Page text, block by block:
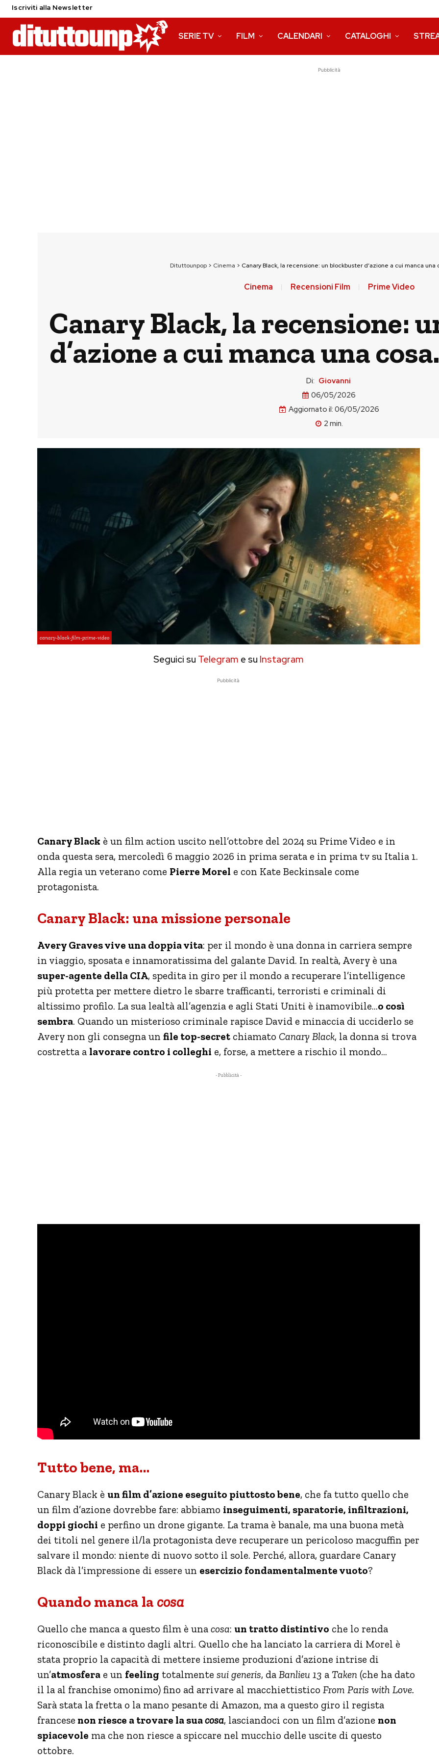
Iscriviti alla Newsletter
SERIE TV FILM CALENDARI CATALOGHI
Pubblicità
Dituttounpop > Cinema > Canary Black, la recensione: un blockbuster d’azione a cui manca una
Cinema Recensioni Film Prime Video
Canary Black, la recensione:
d’azione a cui manca una
Di: Giovanni
06/05/2026
Aggiornato il: 06/05/2026
2 min.
canary-black-film-prime-video
Seguici su Telegram e su Instagram
Pubblicità
Canary Black è un film action uscito nell’ottobre del 2024 su Prime Video e in
onda questa sera, mercoledì 6 maggio 2026 in prima serata e in prima tv su Italia 1.
Alla regia un veterano come Pierre Morel e con Kate Beckinsale come
protagonista.
Canary Black: una missione personale
Avery Graves vive una doppia vita: per il mondo è una donna in carriera sempre
in viaggio, sposata e innamoratissima del galante David. In realtà, Avery è una
super-agente della CIA, spedita in giro per il mondo a recuperare l’intelligence
più protetta per mettere dietro le sbarre trafficanti, terroristi e criminali di
altissimo profilo. La sua lealtà all’agenzia e agli Stati Uniti è inamovibile…o così
sembra. Quando un misterioso criminale rapisce David e minaccia di ucciderlo se
Avery non gli consegna un file top-secret chiamato Canary Black, la donna si trova
costretta a lavorare contro i colleghi e, forse, a mettere a rischio il mondo…
- Pubblicità -
Tutto bene, ma…
Canary Black è un film d’azione eseguito piuttosto bene, che fa tutto quello che
un film d’azione dovrebbe fare: abbiamo inseguimenti, sparatorie, infiltrazioni,
doppi giochi e perfino un drone gigante. La trama è banale, ma una buona metà
dei titoli nel genere il/la protagonista deve recuperare un pericoloso macguffin per
salvare il mondo: niente di nuovo sotto il sole. Perché, allora, guardare Canary
Black dà l’impressione di essere un esercizio fondamentalmente vuoto?
Quando manca la cosa
Quello che manca a questo film è una cosa: un tratto distintivo che lo renda
riconoscibile e distinto dagli altri. Quello che ha lanciato la carriera di Morel è
stata proprio la capacità di mettere insieme produzioni d’azione intrise di
un’atmosfera e un feeling totalmente sui generis, da Banlieu 13 a Taken (che ha dato
il la al franchise omonimo) fino ad arrivare al macchiettistico From Paris with Love.
Sarà stata la fretta o la mano pesante di Amazon, ma a questo giro il regista
francese non riesce a trovare la suacosa, lasciandoci con un film d’azione non
spiacevole ma che non riesce a spiccare nel mucchio delle uscite di questo
ottobre.